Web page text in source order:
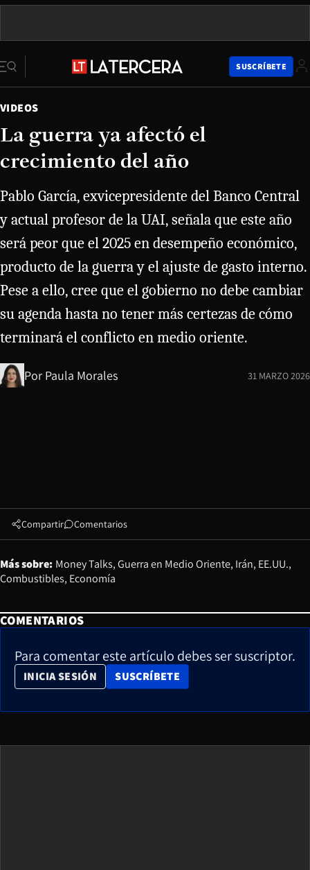
SUSCRÍBETE
VIDEOS
La guerra ya afectó el
crecimiento del año
Pablo García, exvicepresidente del Banco Central
y actual profesor de la UAI, señala que este año
será peor que el 2025 en desempeño económico,
producto de la guerra y el ajuste de gasto interno.
Pese a ello, cree que el gobierno no debe cambiar
su agenda hasta no tener más certezas de cómo
terminará el conflicto en medio oriente.
Por Paula Morales 31 MARZO 2026
Compartir Comentarios
Más sobre: Money Talks Guerra en Medio Oriente Irán EE.UU.
Combustibles Economía
COMENTARIOS
Para comentar este artículo debes ser suscriptor.
INICIA SESIÓN SUSCRÍBETE
OPENS IN NEW WINDOW